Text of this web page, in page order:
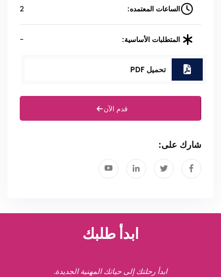
الساعات المعتمده: 2
المتطلبات الأساسية: -
تحميل PDF
قدم الآن
شارك على:
ابدأ طلبك
ابدأ رحلتك إلى حياتك المهنية الجديدة.